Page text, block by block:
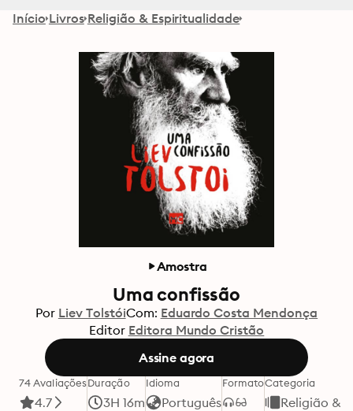
Início Livros Religião & Espiritualidade
Amostra
Uma confissão
Por Liev TolstóiCom: Eduardo Costa Mendonça
Editor Editora Mundo Cristão
Assine agora
74 Avaliações
4.7
Duração
3H 16m
Idioma
Português
FormatoCategoria
Religião &